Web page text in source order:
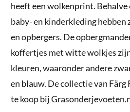
heeft een wolkenprint.
baby- en kinderkleding hebben
en opbergers. De
koffertjes met witte wolkjes
kleuren, waaronder andere
en blauw. De collectie van Färg
te koop bij